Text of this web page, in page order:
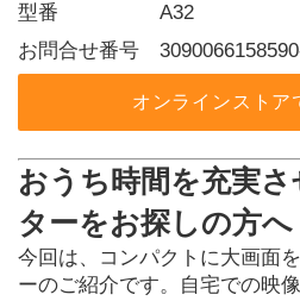
型番     A32
お問合せ番号
オンラインストア
おうち時間を充実
ターをお探しの方へ
今回は、コンパクトに大画面
ーのご紹介です。自宅での映